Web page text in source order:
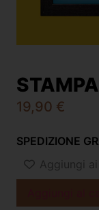
19,90 €
SPEDIZIONE
Aggiungi